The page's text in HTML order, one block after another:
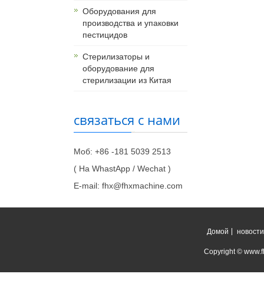
Оборудования для
производства и упаковки
пестицидов
Стерилизаторы и
оборудование для
стерилизации из Китая
связаться с нами
Моб: +86 -181 5039 2513
( На WhastApp / Wechat )
E-mail: fhx@fhxmachine.com
Домой новости
Copyright ©